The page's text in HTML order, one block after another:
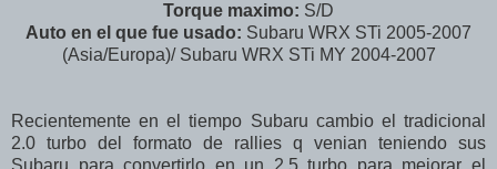
Torque maximo: S/D
Auto en el que fue usado: Subaru WRX STi 2005-2007
(Asia/Europa)/ Subaru WRX STi MY 2004-2007
Recientemente en el tiempo Subaru cambio el tradicional
2.0 turbo del formato de rallies q venian teniendo sus